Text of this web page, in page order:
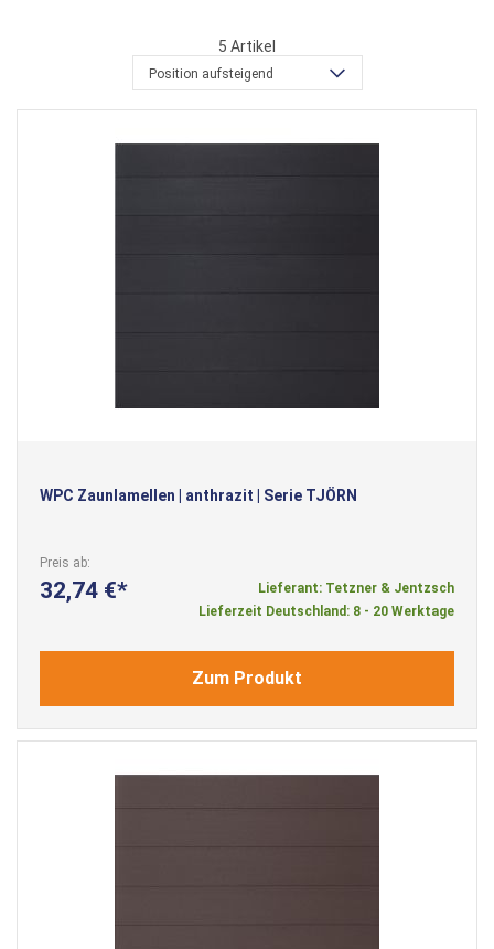
5 Artikel
Position aufsteigend
WPC Zaunlamellen | anthrazit | Serie TJÖRN
Preis ab
32,74 €
Lieferant: Tetzner & Jentzsch
Lieferzeit Deutschland: 8 - 20 Werktage
Zum Produkt